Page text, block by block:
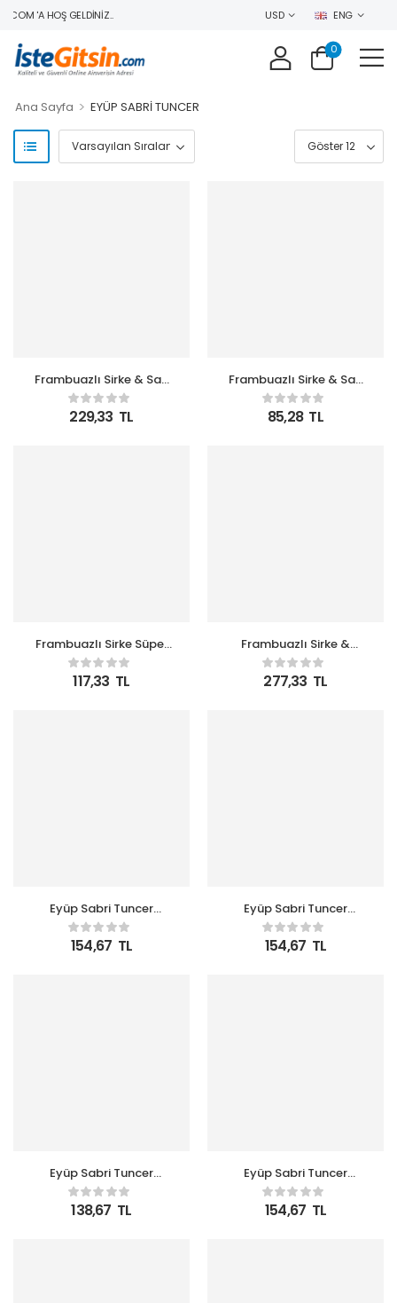
'A HOŞ GELDINIZ.. USD ENG
0
Ana Sayfa > EYÜP SABRİ TUNCER
Frambuazlı Sirke & Saç
Toniği 500 ml
229,33 TL
Frambuazlı Sirke & Saç
Toniği 100 ml Seyahat
Boy Pet Şişe
85,28 TL
Frambuazlı Sirke Süper
Şampuan 100 ml
Seyahat Boy Pet Şişe
117,33 TL
Frambuazlı Sirke &
Süper Saç Bakım Spreyi
210ml
277,33 TL
Eyüp Sabri Tuncer
500ml Köpük Amber
ZeytinYağlı Sabun Pet
Şişe
154,67 TL
Eyüp Sabri Tuncer
500ml Köpük Ayvalık
Zeytin Sabun Pet Şişe
154,67 TL
Eyüp Sabri Tuncer
500ml Köpük Bodrum
Mandalinası Sabun Pet
Şişe
138,67 TL
Eyüp Sabri Tuncer
500ml Köpük Çeşme
Limonu Sabun Pet Şişe
154,67 TL